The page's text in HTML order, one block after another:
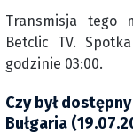
Transmisja tego
Betclic TV.
godzinie 03:00.
Czy był
Bułgaria